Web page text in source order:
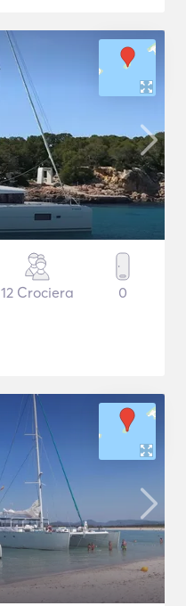
12 Crociera 0